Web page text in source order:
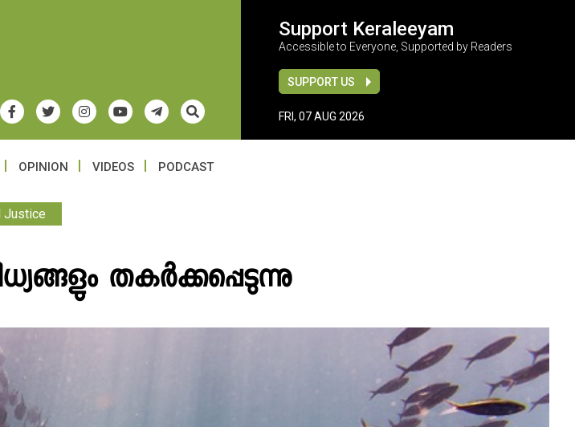
Support Keraleeyam
Accessible to Everyone, Supported by Readers
SUPPORT US
FRI, 07 AUG 2026
OPINION VIDEOS PODCAST
Justice
തകർക്കപ്പെടുന്നു